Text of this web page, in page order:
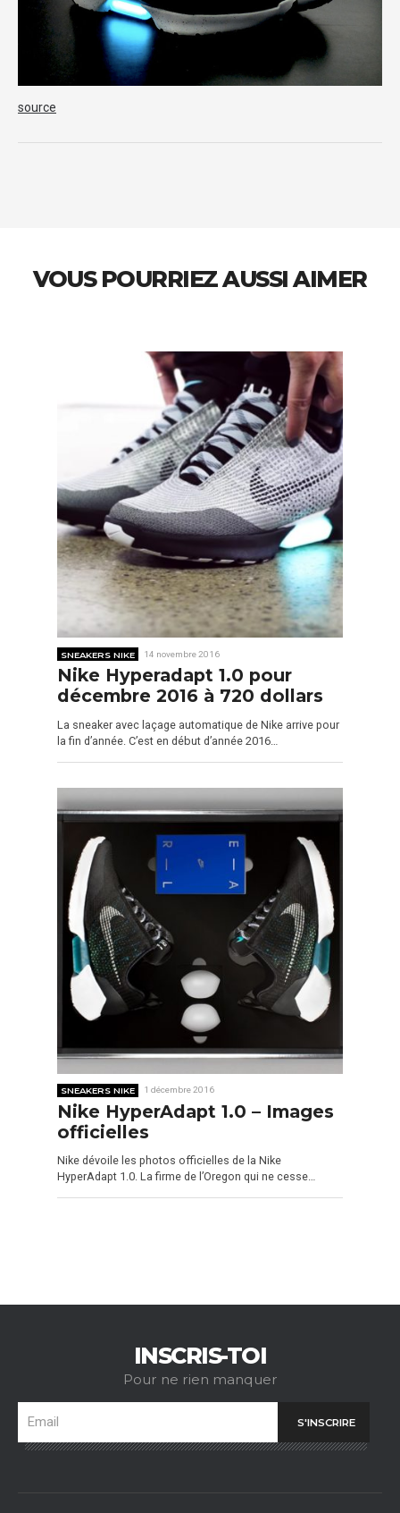
source
VOUS POURRIEZ AUSSI AIMER
SNEAKERS NIKE 14 novembre 2016
Nike Hyperadapt 1.0 pour
décembre 2016 à 720 dollars
La sneaker avec laçage automatique de Nike arrive pour
la fin d’année. C’est en début d’année 2016…
SNEAKERS NIKE 1 décembre 2016
Nike HyperAdapt 1.0 – Images
officielles
Nike dévoile les photos officielles de la Nike
HyperAdapt 1.0. La firme de l’Oregon qui ne cesse…
INSCRIS-TOI
Pour ne rien manquer